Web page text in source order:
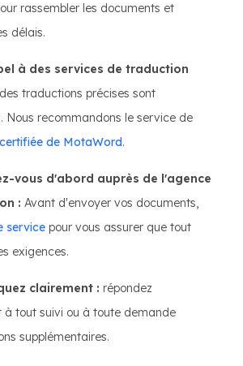
rassembler les documents et
délais.
à des services de traduction
des traductions précises sont
Nous recommandons le service de
de MotaWord.
vous d'abord auprès de l'agence
: Avant d'envoyer vos documents,
service pour vous assurer que tout
exigences.
clairement : répondez
à tout suivi ou à toute demande
supplémentaires.